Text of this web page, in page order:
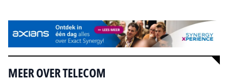
MEER OVER TELECOM